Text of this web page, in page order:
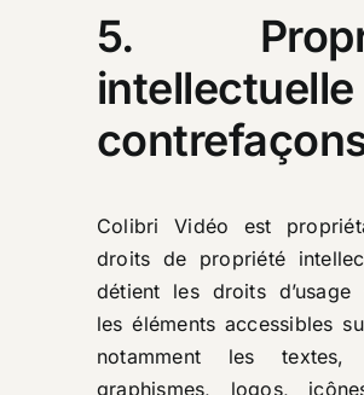
5.
Colibri Vidéo est
droits de propriété
détient les droits d’usage
les éléments accessibles
notamment les textes,
graphismes, logos,